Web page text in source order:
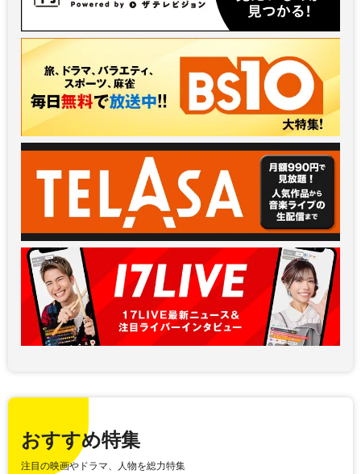
おすすめ特集
注目の映画やドラマ、人物を総力特集